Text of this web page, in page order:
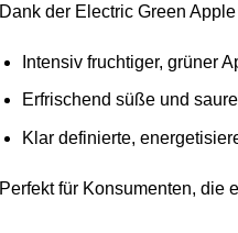
Dank der Electric Green
Intensiv fruchtiger, grüner
Erfrischend süße und
Klar definierte,
Perfekt für Konsumenten, die